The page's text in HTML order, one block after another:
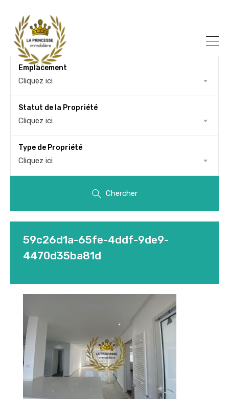
Emplacement
Cliquez ici
Statut de la Propriété
Cliquez ici
Type de Propriété
Cliquez ici
Chercher
59c26d1a-65fe-4ddf-9de9-
4470d35ba81d